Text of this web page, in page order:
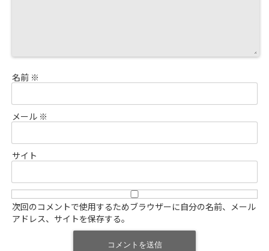
名前 ※
メール ※
サイト
次回のコメントで使用するためブラウザーに自分の名前、メール
アドレス、サイトを保存する。